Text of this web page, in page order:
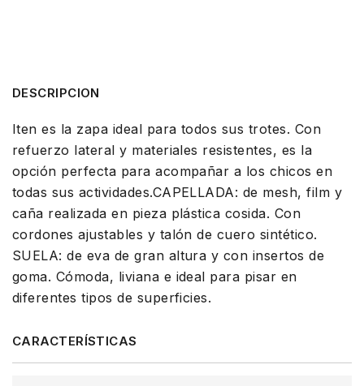
DESCRIPCION
Iten es la zapa ideal para todos sus trotes. Con
refuerzo lateral y materiales resistentes, es la
opción perfecta para acompañar a los chicos en
todas sus actividades.CAPELLADA: de mesh, film y
caña realizada en pieza plástica cosida. Con
cordones ajustables y talón de cuero sintético.
SUELA: de eva de gran altura y con insertos de
goma. Cómoda, liviana e ideal para pisar en
diferentes tipos de superficies.